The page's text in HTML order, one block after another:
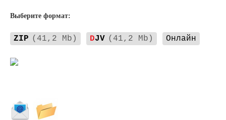
Выберите формат:
ZIP (41,2 Mb) DJV (41,2 Mb) Онлайн